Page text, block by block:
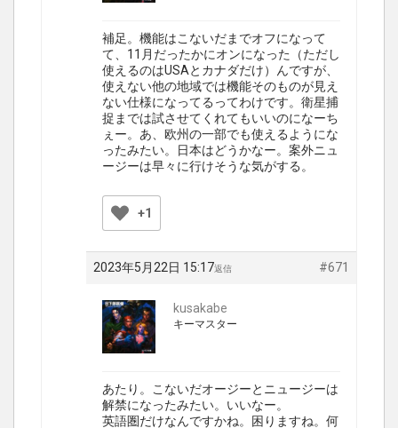
補足。機能はこないだまでオフになって
て、11月だったかにオンになった（ただし
使えるのはUSAとカナダだけ）んですが、
使えない他の地域では機能そのものが見え
ない仕様になってるってわけです。衛星捕
捉までは試させてくれてもいいのになーち
ぇー。あ、欧州の一部でも使えるようにな
ったみたい。日本はどうかなー。案外ニュ
ージーは早々に行けそうな気がする。
+1
2023年5月22日 15:17 #671
返信
kusakabe
キーマスター
あたり。こないだオージーとニュージーは
解禁になったみたい。いいなー。
英語圏だけなんですかね。困りますね。何